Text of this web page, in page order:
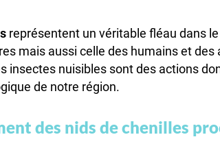
représentent un véritable fléau dans
mais aussi celle des humains et
insectes nuisibles sont des actions
de notre région.
des nids de chenilles